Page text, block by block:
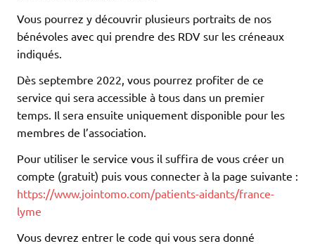
Vous pourrez y découvrir plusieurs portraits de nos
bénévoles avec qui prendre des RDV sur les créneaux
indiqués.
Dès septembre 2022, vous pourrez profiter de ce
service qui sera accessible à tous dans un premier
temps. Il sera ensuite uniquement disponible pour les
membres de l’association.
Pour utiliser le service vous il suffira de vous créer un
compte (gratuit) puis vous connecter à la page suivante :
https://www.jointomo.com/patients-aidants/france-
lyme
Vous devrez entrer le code qui vous sera donné